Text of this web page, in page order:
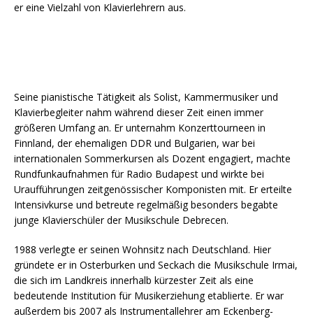
er eine Vielzahl von Klavierlehrern aus.
Seine pianistische Tätigkeit als Solist, Kammermusiker und
Klavierbegleiter nahm während dieser Zeit einen immer
größeren Umfang an. Er unternahm Konzerttourneen in
Finnland, der ehemaligen DDR und Bulgarien, war bei
internationalen Sommerkursen als Dozent engagiert, machte
Rundfunkaufnahmen für Radio Budapest und wirkte bei
Uraufführungen zeitgenössischer Komponisten mit. Er erteilte
Intensivkurse und betreute regelmäßig besonders begabte
junge Klavierschüler der Musikschule Debrecen.
1988 verlegte er seinen Wohnsitz nach Deutschland. Hier
gründete er in Osterburken und Seckach die Musikschule Irmai,
die sich im Landkreis innerhalb kürzester Zeit als eine
bedeutende Institution für Musikerziehung etablierte. Er war
außerdem bis 2007 als Instrumentallehrer am Eckenberg-